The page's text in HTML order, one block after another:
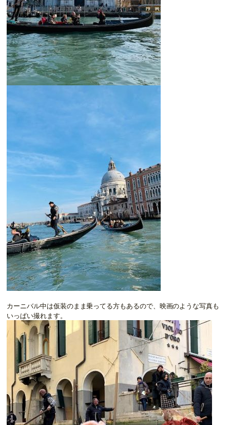
カーニバル中は仮装のまま乗ってる方もあるので、映画のような写真も
いっぱい撮れます。